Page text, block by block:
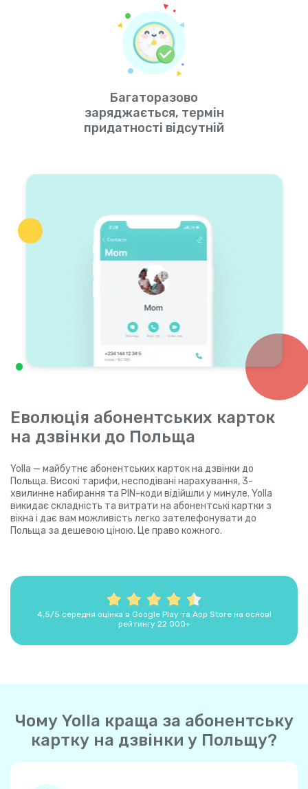
Багаторазово
заряджається, термін
придатності відсутній
Еволюція абонентських карток
на дзвінки до Польща
Yolla — майбутнє абонентських карток на дзвінки до
Польща. Високі тарифи, несподівані нарахування, 3-
хвилинне набирання та PIN-коди відійшли у минуле. Yolla
викидає складність та витрати на абонентські картки з
вікна і дає вам можливість легко зателефонувати до
Польща за дешевою ціною. Це право кожного.
4,5/5 середня оцінка в Google Play та App Store на основі
рейтингу 22 000+
Чому Yolla краща за абонентську
картку на дзвінки у Польщу?